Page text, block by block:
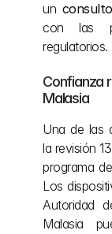
un
con las
regulatorios.
Confianza
Malasia
Una de las
la revisión
programa
Los
Autoridad
Malasia